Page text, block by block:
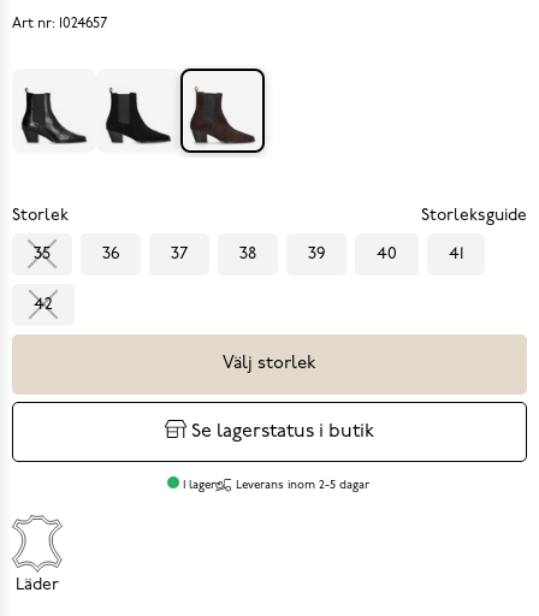
Art nr: 1024657
Storlek Storleksguide
35 36 37 38 39 40 41
42
Välj storlek
Se lagerstatus i butik
I lager Leverans inom 2-5 dagar
Läder